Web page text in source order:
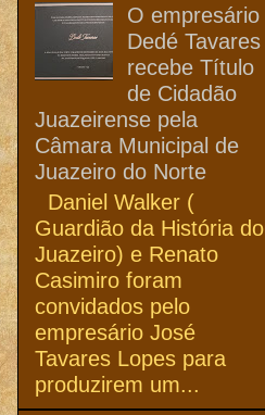
O empresário
Dedé Tavares
recebe Título
de Cidadão
Juazeirense pela
Câmara Municipal de
Juazeiro do Norte
Daniel Walker (
Guardião da História do
Juazeiro) e Renato
Casimiro foram
convidados pelo
empresário José
Tavares Lopes para
produzirem um...